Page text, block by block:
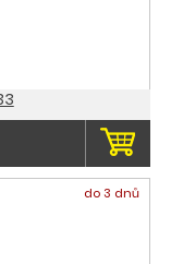
do 3 dnů